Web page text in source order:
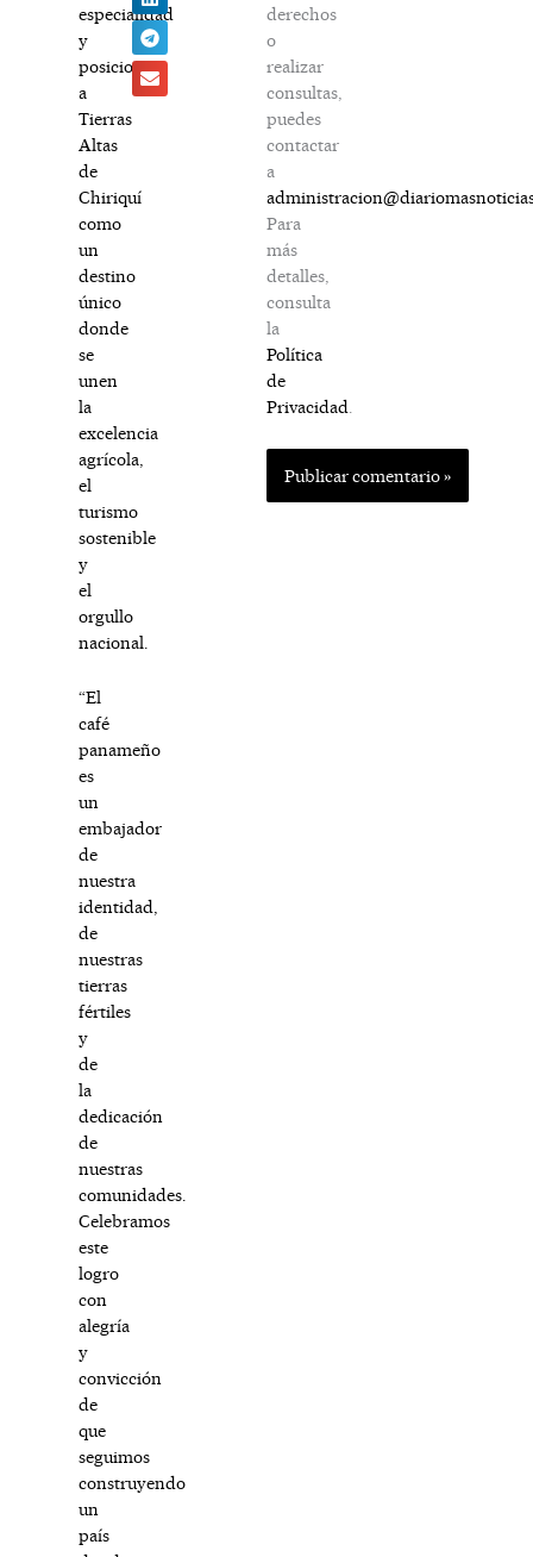
especialidad
y
posiciona
a
Tierras
Altas
de
Chiriquí
como
un
destino
único
donde
se
unen
la
excelencia
agrícola,
el
turismo
sostenible
y
el
orgullo
nacional.
“El
café
panameño
es
un
embajador
de
nuestra
identidad,
de
nuestras
tierras
fértiles
y
de
la
dedicación
de
nuestras
comunidades.
Celebramos
este
logro
con
alegría
y
convicción
de
que
seguimos
construyendo
un
país
derechos
o
realizar
consultas,
puedes
contactar
a
Para
más
detalles,
consulta
la
Política
de
Privacidad